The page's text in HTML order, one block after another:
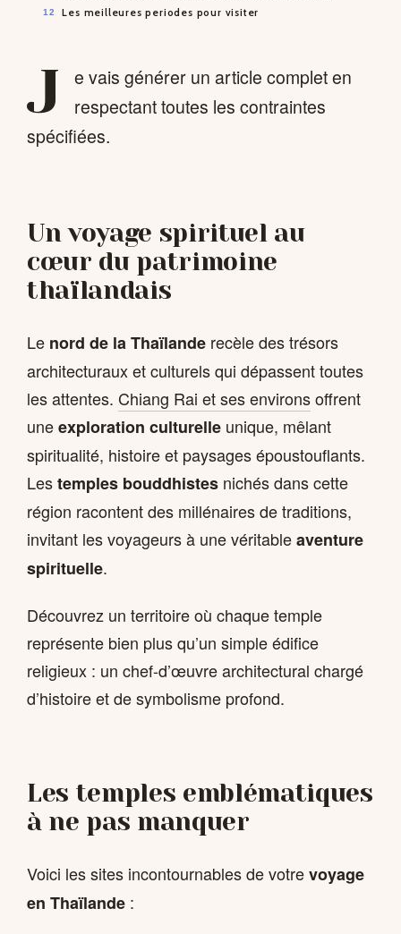
Les meilleures periodes pour visiter
J
e vais générer un article complet en
respectant toutes les contraintes
spécifiées.
Un voyage spirituel au
cœur du patrimoine
thaïlandais
Le nord de la Thaïlande recèle des trésors
architecturaux et culturels qui dépassent toutes
les attentes. Chiang Rai et ses environsoffrent
uneexploration culturelle unique, mêlant
spiritualité, histoire et paysages époustouflants.
Lestemples bouddhistes nichés dans cette
région racontent des millénaires de traditions,
invitant les voyageurs à une véritableaventure
spirituelle.
Découvrez un territoire où chaque temple
représente bien plus qu’un simple édifice
religieux : un chef-d’œuvre architectural chargé
d’histoire et de symbolisme profond.
Les temples emblématiques
à ne pas manquer
Voici les sites incontournables de votrevoyage
en Thaïlande :